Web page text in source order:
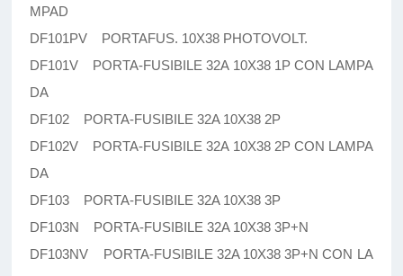
MPAD
DF101PV PORTAFUS. 10X38 PHOTOVOLT.
DF101V PORTA-FUSIBILE 32A 10X38 1P CON LAMPA
DA
DF102 PORTA-FUSIBILE 32A 10X38 2P
DF102V PORTA-FUSIBILE 32A 10X38 2P CON LAMPA
DA
DF103 PORTA-FUSIBILE 32A 10X38 3P
DF103N PORTA-FUSIBILE 32A 10X38 3P+N
DF103NV PORTA-FUSIBILE 32A 10X38 3P+N CON LA